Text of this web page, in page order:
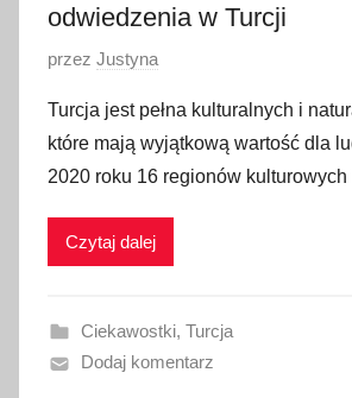
odwiedzenia w Turcji
O
u
b
l
i
a
n
przez Justyna
Turcja jest pełna kulturalnych i
które mają wyjątkową wartość dla
2020 roku 16 regionów kulturowych
Czytaj dalej
Ciekawostki, Turcja
Dodaj komentarz